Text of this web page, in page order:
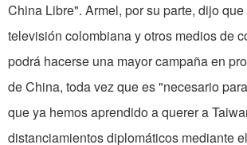
China Libre". Armel, por su parte, dijo
televisión colombiana y otros medios de
podrá hacerse una mayor campaña en
de China, toda vez que es "necesario
que ya hemos aprendido a querer a
distanciamientos diplomáticos mediante